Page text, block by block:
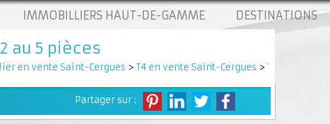
IMMOBILLIERS HAUT-DE-GAMME DESTINATIONS
au 5 pièces
en vente Saint-Cergues > T4 en vente Saint-Cergues > T4 VA2302
Partager sur :